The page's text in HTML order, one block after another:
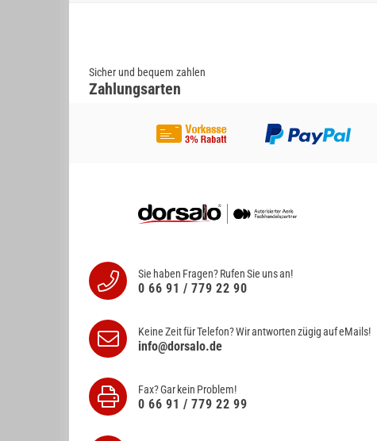
Sicher und bequem zahlen
Zahlungsarten
Sie haben Fragen? Rufen Sie uns an!
0 66 91 / 779 22 90
Keine Zeit für Telefon? Wir antwortenzügig auf eMails!
info@dorsalo.de
Fax? Gar kein Problem!
0 66 91 / 779 22 99